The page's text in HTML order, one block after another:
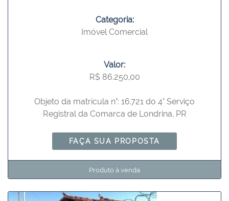
Categoria:
Imóvel Comercial
Valor:
R$ 86.250,00
Objeto da matrícula n°: 16.721 do 4° Serviço
Registral da Comarca de Londrina, PR
FAÇA SUA PROPOSTA
Produto à venda